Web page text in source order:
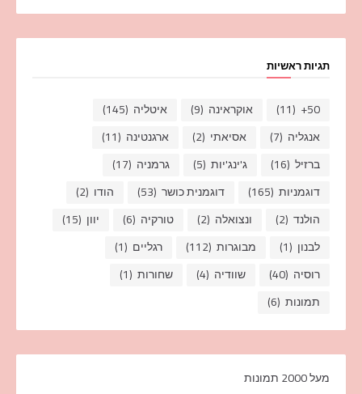
תגיות ראשיות
50+
(11) אוקראינה (9) איטליה (145)
אנגליה (7) אסיאתי (2) ארגנטינה (11)
ברזיל (16) ג'ינג'יות (5) גרמניה (17)
דוגמניות (165) דוגמנית כושר (53) הודו (2)
הולנד (2) ונצואלה (2) טורקיה (6) יוון (15)
לבנון (1) מבוגרות (112) רגליים (1)
רוסיה (40) שוודיה (4) שחורות (1)
תמונות (6)
מעל 2000 תמונות